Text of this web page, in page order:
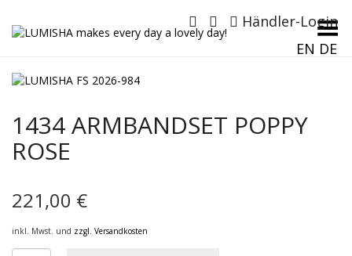
Händler-Login
EN DE
Menü umschalten
1434 ARMBANDSET POPPY
ROSE
221,00 €
inkl. Mwst. und zzgl. Versandkosten